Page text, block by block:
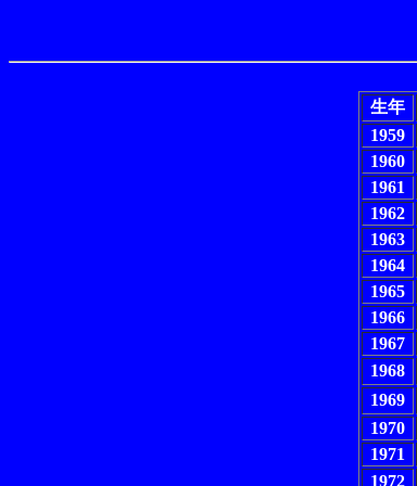
生年
1959
1960
1961
1962
1963
1964
1965
1966
1967
1968
1969
1970
1971
1972